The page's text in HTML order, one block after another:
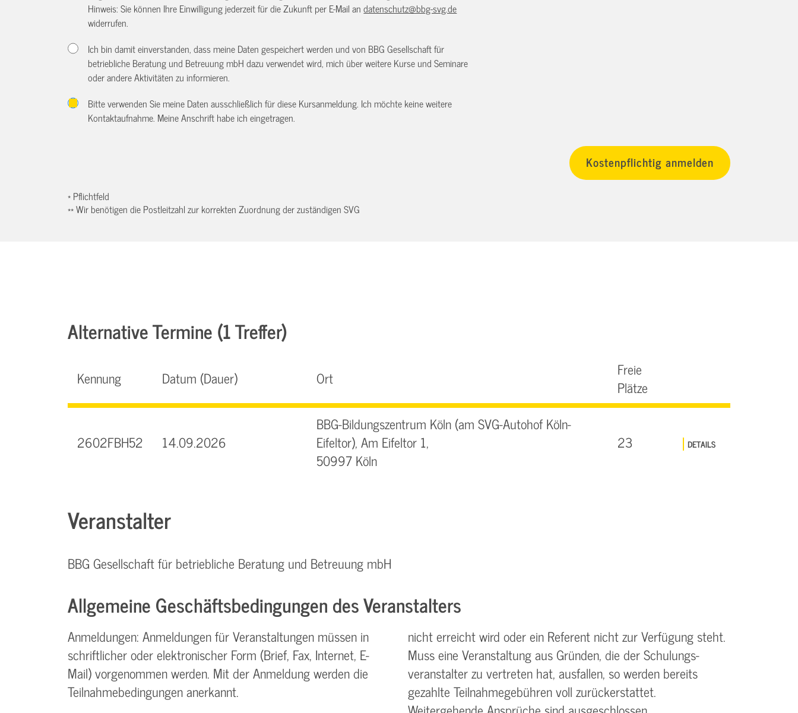
Hinweis: Sie können Ihre Einwilligung jederzeit für die Zukunft per E-Mail andatenschutz@bbg-svg.de
widerrufen.
Ich bin damit einverstanden, dass meine Daten gespeichert werden und von BBG Gesellschaft für
betriebliche Beratung und Betreuung mbH dazu verwendet wird, mich über weitere Kurse und Seminare
oder andere Aktivitäten zu informieren.
Bitte verwenden Sie meine Daten ausschließlich für diese Kursanmeldung. Ich möchte keine weitere
Kontaktaufnahme. Meine Anschrift habe ich eingetragen.
* Pflichtfeld
** Wir benötigen die Postleitzahl zur korrekten Zuordnung der zuständigen SVG
Alternative Termine (1 Treffer)
Kennung Datum (Dauer) Ort
Freie
Plätze
2602FBH52 14.09.2026
BBG-Bildungszentrum Köln (am SVG-Autohof Köln-
Eifeltor), Am Eifeltor 1,
50997 Köln
23 DETAILS
Veranstalter
BBG Gesellschaft für betriebliche Beratung und Betreuung mbH
Allgemeine Geschäftsbedingungen des Veranstalters
Anmeldungen: Anmeldungen für Veranstaltungen müssen in
schriftlicher oder elektronischer Form (Brief, Fax, Internet, E-
Mail) vorgenommen werden. Mit der Anmeldung werden die
Teilnahme­bedingungen anerkannt.
nicht erreicht wird oder ein Referent nicht zur Verfügung steht.
Muss eine Veranstaltung aus Gründen, die der Schulungs­
veranstalter zu vertreten hat, ausfallen, so werden bereits
gezahlte Teilnahme­gebühren voll zurückerstattet.